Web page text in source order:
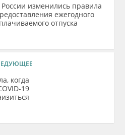
России изменились правила
ежегодного
отпуска
когда
19